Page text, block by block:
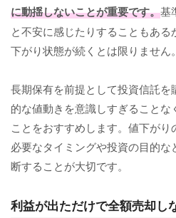
に動揺しないことが重要です。基
と不安に感じたりすることもあ
下がり状態が続くとは限りません。
長期保有を前提として投資信託
的な値動きを意識しすぎること
ことをおすすめします。値下が
必要なタイミングや投資の目的
断することが大切です。
利益が出ただけで全額売却し